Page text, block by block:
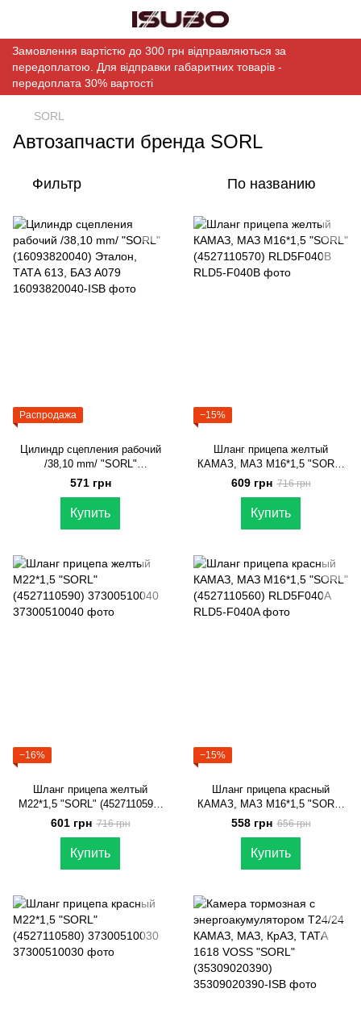
Замовлення вартістю до 300 грн відправляються за
передоплатою. Для відправки габаритних товарів -
передоплата 30% вартості
SORL
Автозапчасти бренда SORL
Фильтр По названию
Распродажа
Цилиндр сцепления рабочий
/38,10 mm/ "SORL"
(16093820040) Эталон, ТАТА
613, БАЗ А079
571 грн
Купить
−15%
Шланг прицепа желтый
КАМАЗ, МАЗ М16*1,5 "SORL"
(4527110570) RLD5F040B
609 грн 716 грн
Купить
−16%
Шланг прицепа желтый
М22*1,5 "SORL" (4527110590)
37300510040
601 грн 716 грн
Купить
−15%
Шланг прицепа красный
КАМАЗ, МАЗ M16*1,5 "SORL"
(4527110560) RLD5F040A
558 грн 656 грн
Купить